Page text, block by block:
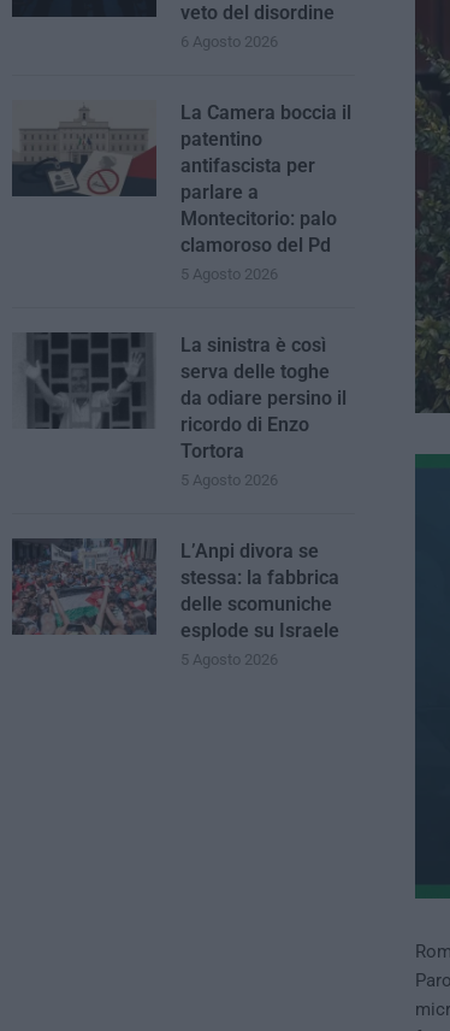
veto del disordine
6 Agosto 2026
La Camera boccia il
patentino
antifascista per
parlare a
Montecitorio: palo
clamoroso del Pd
5 Agosto 2026
La sinistra è così
serva delle toghe
da odiare persino il
ricordo di Enzo
Tortora
5 Agosto 2026
L’Anpi divora se
stessa: la fabbrica
delle scomuniche
esplode su Israele
5 Agosto 2026